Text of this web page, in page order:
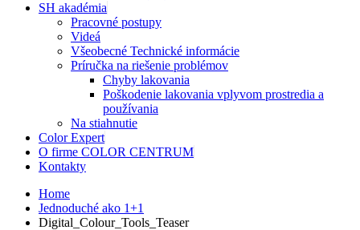
SH akadémia
Pracovné postupy
Videá
Všeobecné Technické informácie
Príručka na riešenie problémov
Chyby lakovania
Poškodenie lakovania vplyvom prostredia a
používania
Na stiahnutie
Color Expert
O firme COLOR CENTRUM
Kontakty
Home
Jednoduché ako 1+1
Digital_Colour_Tools_Teaser